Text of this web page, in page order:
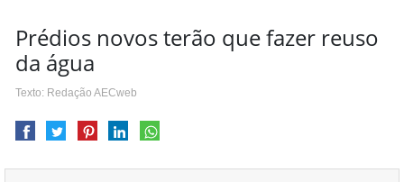
Prédios novos terão que fazer reuso
da água
Texto: Redação AECweb